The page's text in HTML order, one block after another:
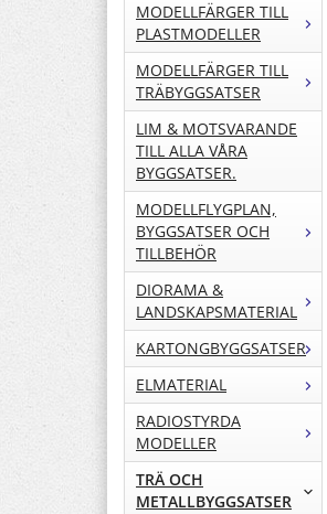
MODELLFÄRGER TILL
PLASTMODELLER
MODELLFÄRGER TILL
TRÄBYGGSATSER
LIM & MOTSVARANDE
TILL ALLA VÅRA
BYGGSATSER.
MODELLFLYGPLAN,
BYGGSATSER OCH
TILLBEHÖR
DIORAMA &
LANDSKAPSMATERIAL
KARTONGBYGGSATSER
ELMATERIAL
RADIOSTYRDA
MODELLER
TRÄ OCH
METALLBYGGSATSER